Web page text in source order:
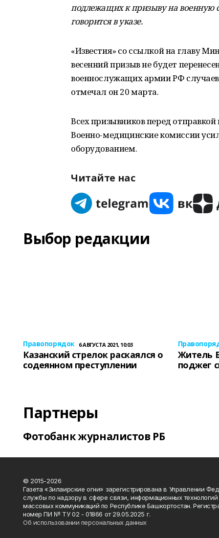
подлежащих к призыву на военную
говорится в указе.
«Известия» со ссылкой на главу
весенний призыв не будет
военнослужащих армии РФ
отмечал он 20 марта.
Всех призывников перед отправкой
Военно-медицинские комиссии
оборудованием.
Читайте нас
Выбор редакции
Правопорядок 6 АВГУСТА 2021, 10:03
Казанский стрелок раскаялся о
содеянном преступлении
Житель
поджег
Партнеры
Фотобанк журналистов РБ
© 2015-2026
Газета «Зилаирские огни» зарегистрирована в Управлении
службы по надзору в сфере связи, информационных технологий
массовых коммуникаций по Республике Башкортостан.
номер ПИ № ТУ 02 - 01866 от 29.05.2025 г.
Об использовании персональных данных